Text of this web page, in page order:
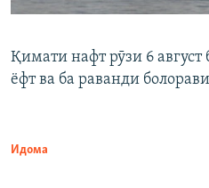
Қимати нафт рӯзи 6
ёфт ва ба раванди
Идома